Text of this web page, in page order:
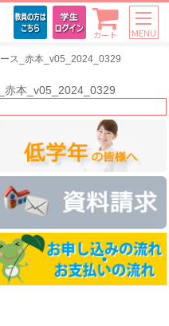
カート MENU
ス_赤本_v05_2024_0329
赤本_v05_2024_0329